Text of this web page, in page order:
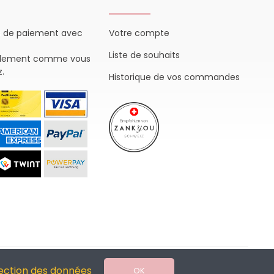
de paiement avec
comme vous
Votre compte
Liste de souhaits
Historique de vos commandes
des données OK